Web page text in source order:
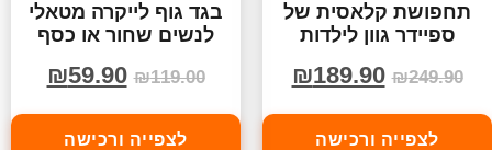
תחפושת קלאסית של
ספיידר גוון לילדות
₪249.90
₪189.90
לצפייה ורכישה
בגד גוף לייקרה מטאלי
לנשים שחור או כסף
₪119.00
₪59.90
לצפייה ורכישה